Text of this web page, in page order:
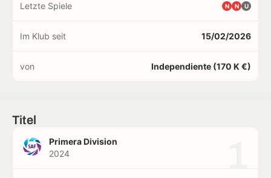
Letzte Spiele N N U
Im Klub seit 15/02/2026
von Independiente (170 K €)
Titel
Primera Division
2024